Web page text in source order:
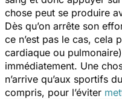
chose peut se produire
Dès qu’on arrête son
ce n’est pas le cas, cela
cardiaque ou
immédiatement. Une
n’arrive qu’aux sportifs
compris, pour l’éviter